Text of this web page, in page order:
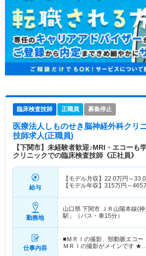
臨床検査技師 正職員 募集停止
医療法人しものせき脳神経外科クリ
技師求人(正職員)
【下関市】未経験者歓迎♪MRI・エコーも
クリニックでの臨床検査技師《正社員》
給与
【モデル月収】 22.0万円～33.0
【モデル年収】 315万円～465
勤務地
山口県 下関市 ＪＲ山陽本線(
駅」（バス・車15分）
仕事内容
■ＭＲＩの撮影、頸動脈エコ
ＭＲＩの撮影がメインで